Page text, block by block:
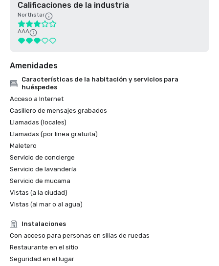
Calificaciones de la industria
Northstar
AAA
Amenidades
Características de la habitación y servicios para
huéspedes
Acceso a Internet
Casillero de mensajes grabados
Llamadas (locales)
Llamadas (por línea gratuita)
Maletero
Servicio de concierge
Servicio de lavandería
Servicio de mucama
Vistas (a la ciudad)
Vistas (al mar o al agua)
Instalaciones
Con acceso para personas en sillas de ruedas
Restaurante en el sitio
Seguridad en el lugar